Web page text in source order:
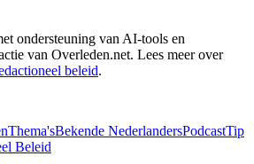
ondersteuning van AI-tools en
van Overleden.net. Lees meer over
beleid.
Thema'sBekende NederlandersPodcastTip
Beleid